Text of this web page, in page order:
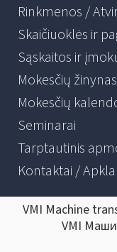
Rinkmenos /
Skaičiuoklės ir
Sąskaitos ir
Mokesčių žinynas
Mokesčių
Seminarai
Tarptautinis
Kontaktai /
VMI Machine
VMI